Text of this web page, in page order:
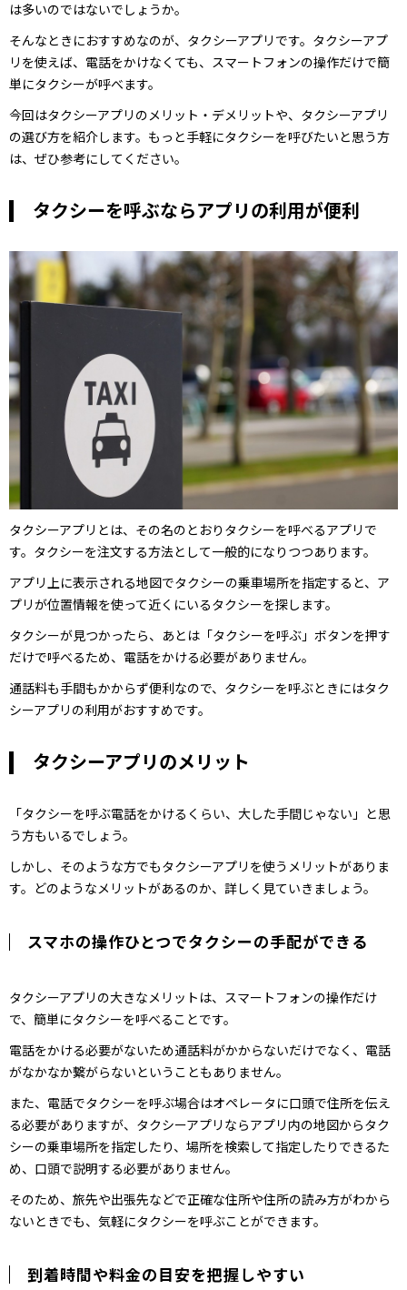
は多いのではないでしょうか。
そんなときにおすすめなのが、タクシーアプリです。タクシーアプ
リを使えば、電話をかけなくても、スマートフォンの操作だけで簡
単にタクシーが呼べます。
今回はタクシーアプリのメリット・デメリットや、タクシーアプリ
の選び方を紹介します。もっと手軽にタクシーを呼びたいと思う方
は、ぜひ参考にしてください。
タクシーを呼ぶならアプリの利用が便利
タクシーアプリとは、その名のとおりタクシーを呼べるアプリで
す。タクシーを注文する方法として一般的になりつつあります。
アプリ上に表示される地図でタクシーの乗車場所を指定すると、ア
プリが位置情報を使って近くにいるタクシーを探します。
タクシーが見つかったら、あとは「タクシーを呼ぶ」ボタンを押す
だけで呼べるため、電話をかける必要がありません。
通話料も手間もかからず便利なので、タクシーを呼ぶときにはタク
シーアプリの利用がおすすめです。
タクシーアプリのメリット
「タクシーを呼ぶ電話をかけるくらい、大した手間じゃない」と思
う方もいるでしょう。
しかし、そのような方でもタクシーアプリを使うメリットがありま
す。どのようなメリットがあるのか、詳しく見ていきましょう。
スマホの操作ひとつでタクシーの手配ができる
タクシーアプリの大きなメリットは、スマートフォンの操作だけ
で、簡単にタクシーを呼べることです。
電話をかける必要がないため通話料がかからないだけでなく、電話
がなかなか繋がらないということもありません。
また、電話でタクシーを呼ぶ場合はオペレータに口頭で住所を伝え
る必要がありますが、タクシーアプリならアプリ内の地図からタク
シーの乗車場所を指定したり、場所を検索して指定したりできるた
め、口頭で説明する必要がありません。
そのため、旅先や出張先などで正確な住所や住所の読み方がわから
ないときでも、気軽にタクシーを呼ぶことができます。
到着時間や料金の目安を把握しやすい